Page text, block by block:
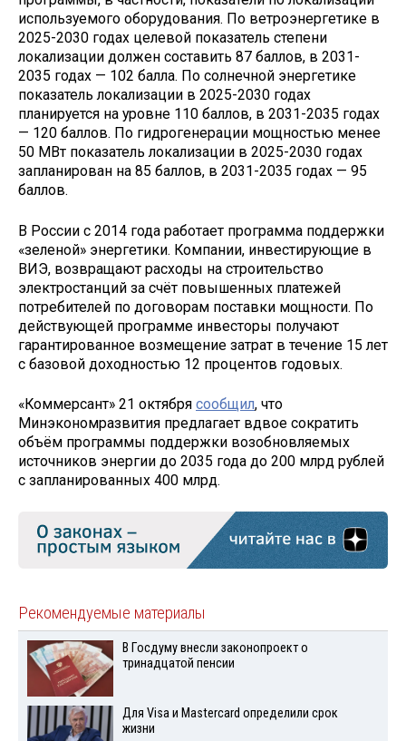
используемого оборудования. По ветроэнергетике в
2025-2030 годах целевой показатель степени
локализации должен составить 87 баллов, в 2031-
2035 годах — 102 балла. По солнечной энергетике
показатель локализации в 2025-2030 годах
планируется на уровне 110 баллов, в 2031-2035 годах
— 120 баллов. По гидрогенерации мощностью менее
50 МВт показатель локализации в 2025-2030 годах
запланирован на 85 баллов, в 2031-2035 годах — 95
баллов.
В России с 2014 года работает программа поддержки
«зеленой» энергетики. Компании, инвестирующие в
ВИЭ, возвращают расходы на строительство
электростанций за счёт повышенных платежей
потребителей по договорам поставки мощности. По
действующей программе инвесторы получают
гарантированное возмещение затрат в течение 15 лет
с базовой доходностью 12 процентов годовых.
«Коммерсант» 21 октября сообщил, что
Минэкономразвития предлагает вдвое сократить
объём программы поддержки возобновляемых
источников энергии до 2035 года до 200 млрд рублей
с запланированных 400 млрд.
Рекомендуемые материалы
В Госдуму внесли законопроект о
тринадцатой пенсии
Для Visа и Mastercard определили срок
жизни